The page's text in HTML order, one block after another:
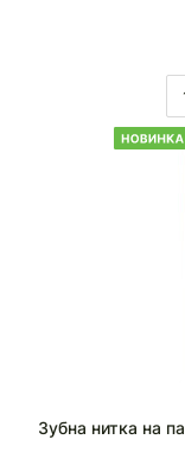
Зубна нитка на